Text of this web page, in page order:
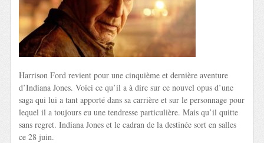
Harrison Ford revient pour une cinquième et dernière aventure
d’Indiana Jones. Voici ce qu’il a à dire sur ce nouvel opus d’une
saga qui lui a tant apporté dans sa carrière et sur le personnage pour
lequel il a toujours eu une tendresse particulière. Mais qu’il quitte
sans regret. Indiana Jones et le cadran de la destinée sort en salles
ce 28 juin.